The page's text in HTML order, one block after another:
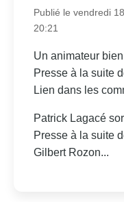
Publié le vendredi
20:21
Un animateur
Presse à la suite
Lien dans les
Patrick Lagacé
Presse à la suite
Gilbert Rozon...